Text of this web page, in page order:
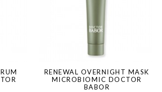
RENEWAL OVERNIGHT MASK
MICROBIOMIC DOCTOR
BABOR